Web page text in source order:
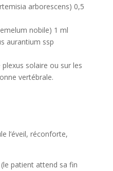
arborescens) 0,5
nobile) 1 ml
aurantium ssp
solaire ou sur les
vertébrale.
l’éveil, réconforte,
patient attend sa fin